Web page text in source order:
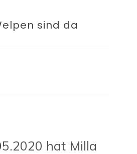
sind da
hat Milla